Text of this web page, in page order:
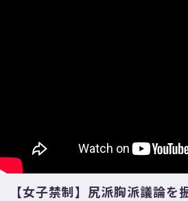
【女子禁制】尻派胸派議論を